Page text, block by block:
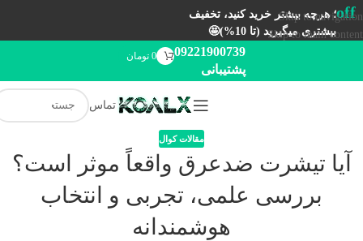
Skip to navigation
Skip to main content
off؛ هرچه بیشتر خرید کنید، تخفیف
بیشتری میگیرید (تا 10%)🤩
09221900739
پشتیبانی
0 تومان
تماس
مقالات کوال
آیا تیشرت ضدعرق واقعاً موثر است؟
بررسی علمی، تجربی و انتخاب
هوشمندانه